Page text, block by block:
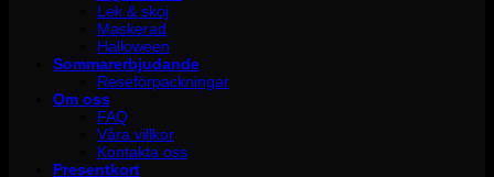
Lek & skoj
Maskerad
Halloween
Sommarerbjudande
Reseförpackningar
Om oss
FAQ
Våra villkor
Kontakta oss
Presentkort